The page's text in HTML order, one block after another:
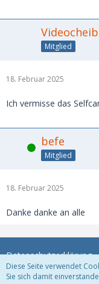
Videocheib
Mitglied
18. Februar 2025
Ich vermisse das
Online befe
Mitglied
18. Februar 2025
Danke danke an alle
Datenschutzerklärung
Diese Seite verwendet
Sie sich damit